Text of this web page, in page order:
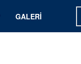
GALERI